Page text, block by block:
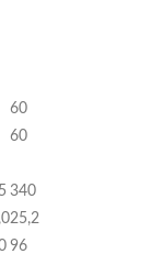
60
60
340
25,2
96